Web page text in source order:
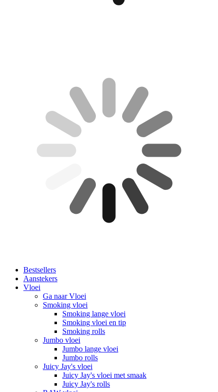
Bestsellers
Aanstekers
Vloei
Ga naar Vloei
Smoking vloei
Smoking lange vloei
Smoking vloei en tip
Smoking rolls
Jumbo vloei
Jumbo lange vloei
Jumbo rolls
Juicy Jay's vloei
Juicy Jay's vloei met smaak
Juicy Jay's rolls